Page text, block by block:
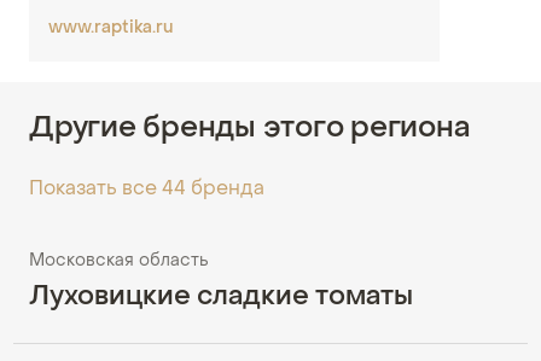
www.raptika.ru
Другие бренды этого региона
Показать все 44 бренда
Московская область
Луховицкие сладкие томаты